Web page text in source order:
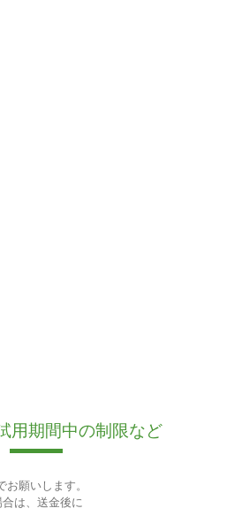
用期間中の制限など
願いします。
は、送金後に